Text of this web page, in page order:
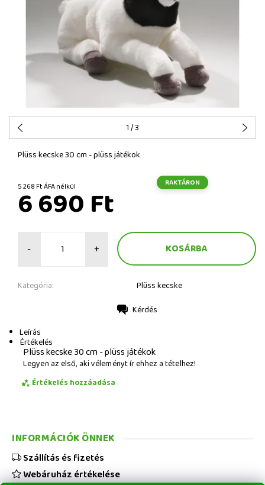
1/ 3
Plüss kecske 30 cm - plüss játékok
5 268 Ft ÁFA nélkül RAKTÁRON
6 690 Ft
- +
Kategória: Plüss kecske
Kérdés
Leírás
Értékelés
Plüss kecske 30 cm - plüss játékok
Legyen az első, aki véleményt ír ehhez a tételhez!
Értékelés hozzáadása
INFORMÁCIÓK ÖNNEK
Szállítás és fizetés
Webáruház értékelése